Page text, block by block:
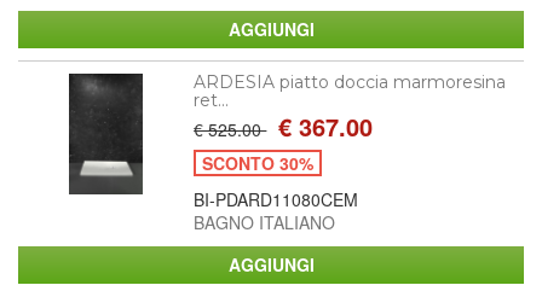
ARDESIA piatto doccia marmoresina
ret...
€ 525.00 € 367.00
SCONTO 30%
BI-PDARD11080CEM
BAGNO ITALIANO